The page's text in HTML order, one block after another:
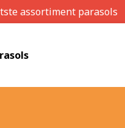
assortiment parasols